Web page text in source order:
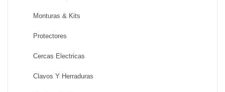
Monturas & Kits
Protectores
Cercas Electricas
Clavos Y Herraduras